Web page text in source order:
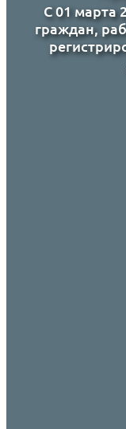
С 01 марта
граждан,